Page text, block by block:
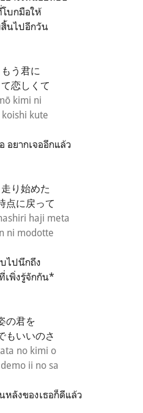
บกมือให้
นไปอีกวัน
う君に
恋しくて
kimi ni
kute
อยากเจออีกแล้ว
り始めた
点に戻って
haji meta
ni modotte
ไปนึกถึง
เพิ่งรู้จักกัน*
の君を
もいいのさ
no kimi o
ii no sa
ลังของเธอก็ดีแล้ว